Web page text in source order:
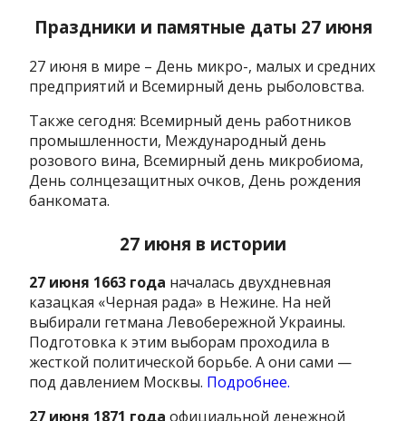
Праздники и памятные даты 27 июня
27 июня в мире – День микро-, малых и средних
предприятий и Всемирный день рыболовства.
Также сегодня: Всемирный день работников
промышленности, Международный день
розового вина, Всемирный день микробиома,
День солнцезащитных очков, День рождения
банкомата.
27 июня в истории
27 июня 1663 года началась двухдневная
казацкая «Черная рада» в Нежине. На ней
выбирали гетмана Левобережной Украины.
Подготовка к этим выборам проходила в
жесткой политической борьбе. А они сами —
под давлением Москвы. Подробнее.
27 июня 1871 года официальной денежной